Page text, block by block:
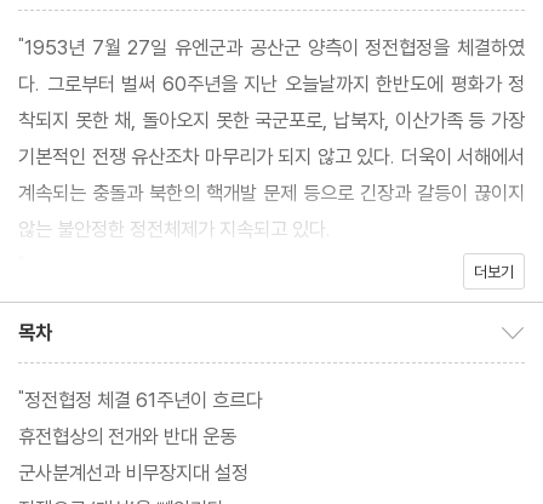
"1953년 7월 27일 유엔군과 공산군 양측이 정전협정을 체결하였
다. 그로부터 벌써 60주년을 지난 오늘날까지 한반도에 평화가 정
착되지 못한 채, 돌아오지 못한 국군포로, 납북자, 이산가족 등 가장
기본적인 전쟁 유산조차 마무리가 되지 않고 있다. 더욱이 서해에서
계속되는 충돌과 북한의 핵개발 문제 등으로 긴장과 갈등이 끊이지
않는 불안정한 정전체제가 지속되고 있다.
더보기
목차
"정전협정 체결 61주년이 흐르다
휴전협상의 전개와 반대 운동
군사분계선과 비무장지대 설정